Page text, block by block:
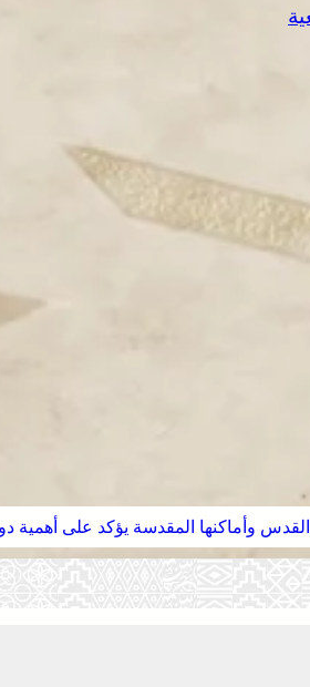
وأماكنها المقدسة يؤكد على